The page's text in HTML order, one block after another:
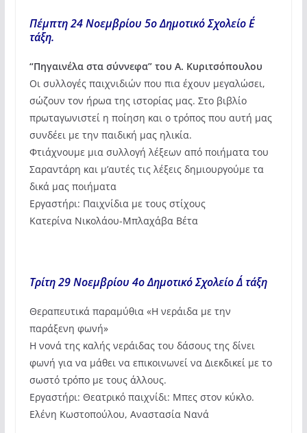
Πέμπτη 24 Νοεμβρίου 5ο Δημοτικό Σχολείο Ε΄
τάξη.
“Πηγαινέλα στα σύννεφα” του Α. Κυριτσόπουλου
Οι συλλογές παιχνιδιών που πια έχουν μεγαλώσει,
σώζουν τον ήρωα της ιστορίας μας. Στο βιβλίο
πρωταγωνιστεί η ποίηση και ο τρόπος που αυτή μας
συνδέει με την παιδική μας ηλικία.
Φτιάχνουμε μια συλλογή λέξεων από ποιήματα του
Σαραντάρη και μ’αυτές τις λέξεις δημιουργούμε τα
δικά μας ποιήματα
Εργαστήρι: Παιχνίδια με τους στίχους
Κατερίνα Νικολάου-Μπλαχάβα Βέτα
Τρίτη 29 Νοεμβρίου 4ο Δημοτικό Σχολείο Δ΄ τάξη
Θεραπευτικά παραμύθια «Η νεράιδα με την
παράξενη φωνή»
Η νονά της καλής νεράιδας του δάσους της δίνει
φωνή για να μάθει να επικοινωνεί να Διεκδικεί με το
σωστό τρόπο με τους άλλους.
Εργαστήρι: Θεατρικό παιχνίδι: Μπες στον κύκλο.
Ελένη Κωστοπούλου, Αναστασία Νανά